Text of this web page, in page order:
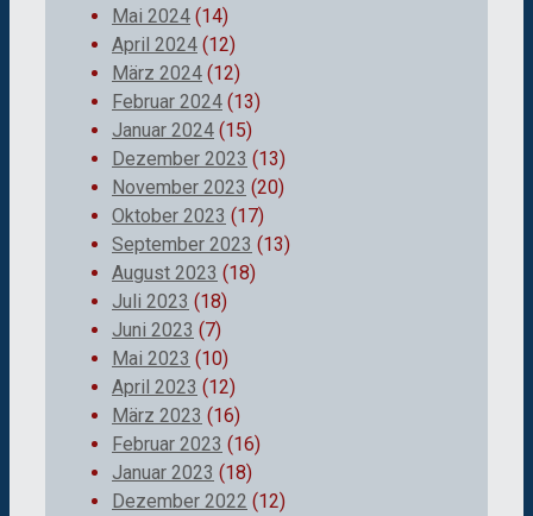
Mai 2024 (14)
April 2024 (12)
März 2024 (12)
Februar 2024 (13)
Januar 2024 (15)
Dezember 2023 (13)
November 2023 (20)
Oktober 2023 (17)
September 2023 (13)
August 2023 (18)
Juli 2023 (18)
Juni 2023 (7)
Mai 2023 (10)
April 2023 (12)
März 2023 (16)
Februar 2023 (16)
Januar 2023 (18)
Dezember 2022 (12)